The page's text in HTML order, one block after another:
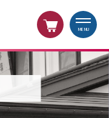
MENU